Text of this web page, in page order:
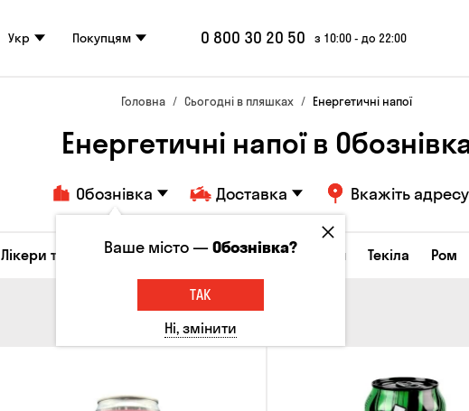
Укр Покупцям 0 800 30 20 50 з 10:00 - до 22:00
Головна Сьогодні в пляшках Енергетичні напої
Енергетичні напої в
Обознівка Доставка Вкажіть адресу
Лікери та настоянки Коньяки та бренді Джин Текіла Ром
Ваше місто —Обознівка?
ТАК
Ні, змінити